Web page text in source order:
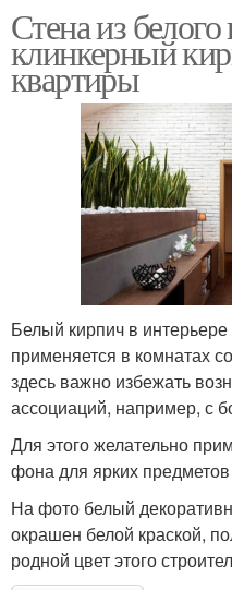
Стена из
клинкерный
квартиры
Белый кирпич в
применяется в комнатах
здесь важно избежать
ассоциаций, например, с
Для этого желательно
фона для ярких
На фото белый
окрашен белой краской,
родной цвет этого